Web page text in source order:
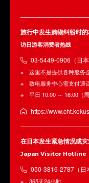
旅行中发生购物纠纷时
访日游客消费者热线
03-5449-0906（日本
这里不是提供各种服务
致电服务中心需支付通
平日 10:00 ～ 16:00（
https://
在日本发生紧急情况或
Japan Visitor Hotline
050-3816-2787（日
365天24小时